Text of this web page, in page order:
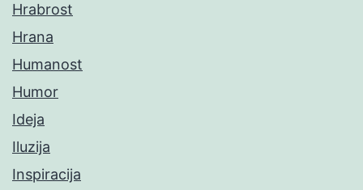
Hrabrost
Hrana
Humanost
Humor
Ideja
Iluzija
Inspiracija